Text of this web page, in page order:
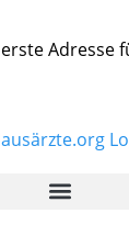
Adresse